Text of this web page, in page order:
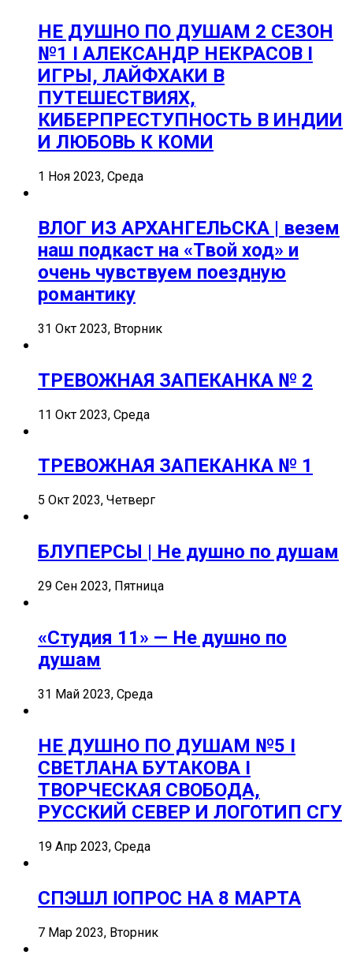
НЕ ДУШНО ПО ДУШАМ 2 СЕЗОН
№1 I АЛЕКСАНДР НЕКРАСОВ I
ИГРЫ, ЛАЙФХАКИ В
ПУТЕШЕСТВИЯХ,
КИБЕРПРЕСТУПНОСТЬ В ИНДИИ
И ЛЮБОВЬ К КОМИ
1 Ноя 2023, Среда
ВЛОГ ИЗ АРХАНГЕЛЬСКА | везем
наш подкаст на «Твой ход» и
очень чувствуем поездную
романтику
31 Окт 2023, Вторник
ТРЕВОЖНАЯ ЗАПЕКАНКА № 2
11 Окт 2023, Среда
ТРЕВОЖНАЯ ЗАПЕКАНКА № 1
5 Окт 2023, Четверг
БЛУПЕРСЫ | Не душно по душам
29 Сен 2023, Пятница
«Студия 11» — Не душно по
душам
31 Май 2023, Среда
НЕ ДУШНО ПО ДУШАМ №5 I
СВЕТЛАНА БУТАКОВА I
ТВОРЧЕСКАЯ СВОБОДА,
РУССКИЙ СЕВЕР И ЛОГОТИП СГУ
19 Апр 2023, Среда
СПЭШЛ ӏ ОПРОС НА 8 МАРТА
7 Мар 2023, Вторник